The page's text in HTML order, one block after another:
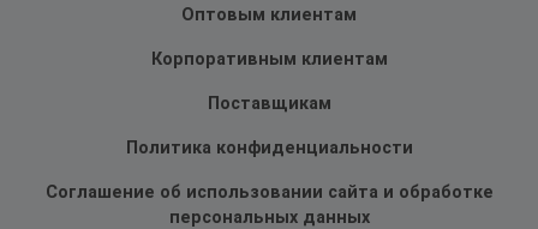
Оптовым клиентам
Корпоративным клиентам
Поставщикам
Политика конфиденциальности
Соглашение об использовании сайта и обработке
персональных данных